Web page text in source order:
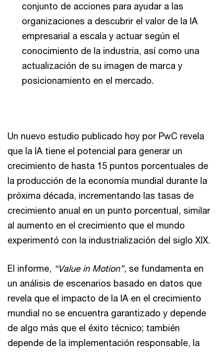
conjunto de acciones para ayudar a las
organizaciones a descubrir el valor de la IA
empresarial a escala y actuar según el
conocimiento de la industria, así como una
actualización de su imagen de marca y
posicionamiento en el mercado.
Un nuevo estudio publicado hoy por PwC revela
que la IA tiene el potencial para generar un
crecimiento de hasta 15 puntos porcentuales de
la producción de la economía mundial durante la
próxima década, incrementando las tasas de
crecimiento anual en un punto porcentual, similar
al aumento en el crecimiento que el mundo
experimentó con la industrialización del siglo XIX.
El informe, “Value in Motion”, se fundamenta en
un análisis de escenarios basado en datos que
revela que el impacto de la IA en el crecimiento
mundial no se encuentra garantizado y depende
de algo más que el éxito técnico; también
depende de la implementación responsable, la